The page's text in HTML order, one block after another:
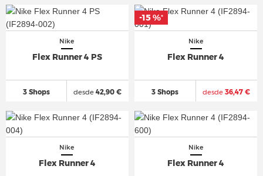
Nike
Flex Runner 4 PS
3 Shops desde 42,90 €
Nike
Flex Runner 4
3 Shops desde 36,47 €
-15 %*
Nike
Flex Runner 4
Nike
Flex Runner 4